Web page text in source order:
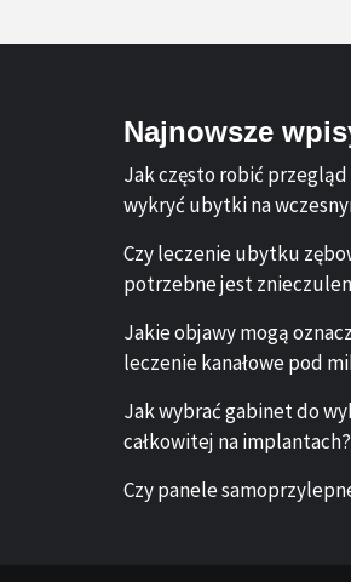
Najnowsze
Jak często robić
wykryć ubytki na
Czy leczenie ubytku
potrzebne jest
Jakie objawy mogą
leczenie kanałowe pod
Jak wybrać gabinet do
całkowitej na implantach?
Czy panele